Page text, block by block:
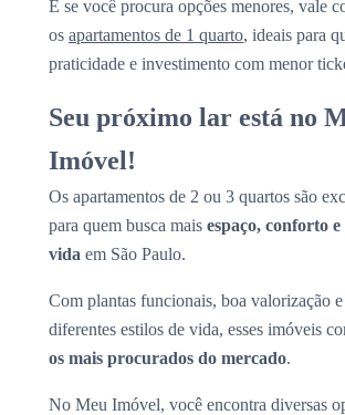
E se você procura opções menores, vale
os apartamentos de 1 quarto, ideais para
praticidade e investimento com menor
Seu próximo lar está no
Imóvel!
Os apartamentos de 2 ou 3 quartos são
para quem busca mais espaço, conforto
vida em São Paulo.
Com plantas funcionais, boa valorização e
diferentes estilos de vida, esses imóveis
os mais procurados do mercado.
No Meu Imóvel, você encontra diversas